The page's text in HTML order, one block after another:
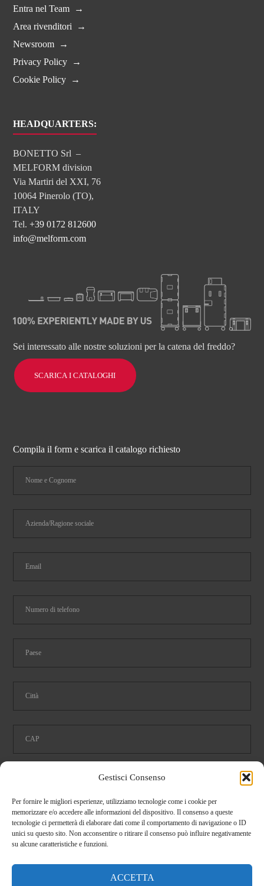
Gestisci Consenso
Per fornire le migliori esperienze, utilizziamo tecnologie come i cookie per
memorizzare e/o accedere alle informazioni del dispositivo. Il consenso a queste
tecnologie ci permetterà di elaborare dati come il comportamento di navigazione o ID
unici su questo sito. Non acconsentire o ritirare il consenso può influire negativamente
su alcune caratteristiche e funzioni.
ACCETTA
Entra nel Team
Area rivenditori
Newsroom
Privacy Policy
Cookie Policy
HEADQUARTERS:
BONETTO Srl –
MELFORM division
Via Martiri del XXI, 76
10064 Pinerolo (TO),
ITALY
Tel.+39 0172 812600
info@melform.com
Sei interessato alle nostre soluzioni per la catena del freddo?
SCARICA I CATALOGHI
Compila il form e scarica il catalogo richiesto
Ho letto e accetto le condizioni della
Dimostra di essere umano selezionandotazza.